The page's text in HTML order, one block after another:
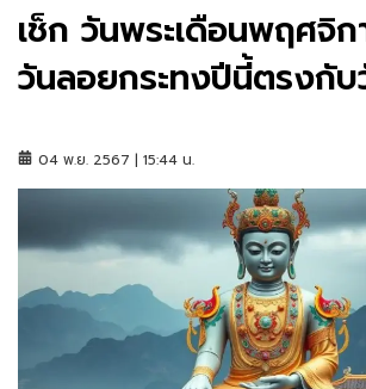
เช็ก วันพระเดือนพฤศจิก
วันลอยกระทงปีนี้ตรงกับ
04 พ.ย. 2567 | 15:44 น.